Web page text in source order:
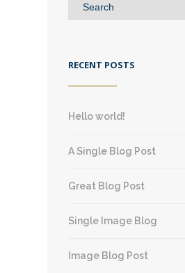
RECENT POSTS
Hello world!
A Single Blog Post
Great Blog Post
Single Image Blog
Image Blog Post